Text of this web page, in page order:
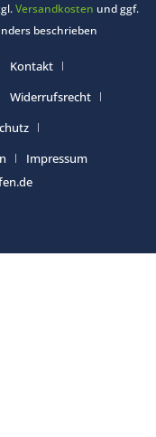
Versandkosten und ggf.
beschrieben
Kontakt
Widerrufsrecht
Impressum